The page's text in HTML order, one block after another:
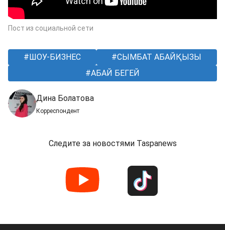
Пост из социальной сети
ШОУ-БИЗНЕС
СЫМБАТ АБАЙҚЫЗЫ
АБАЙ БЕГЕЙ
Дина Болатова
Корреспондент
Следите за новостями Taspanews